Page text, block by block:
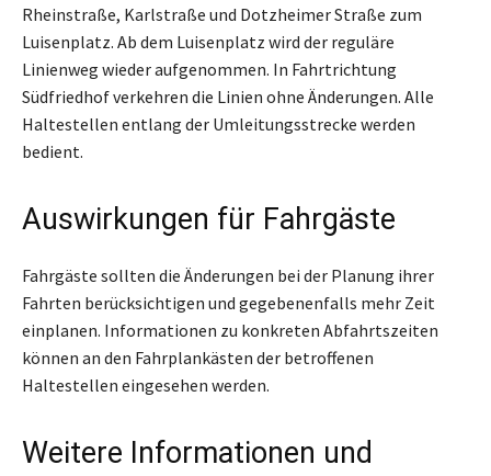
Rheinstraße, Karlstraße und Dotzheimer Straße zum
Luisenplatz. Ab dem Luisenplatz wird der reguläre
Linienweg wieder aufgenommen. In Fahrtrichtung
Südfriedhof verkehren die Linien ohne Änderungen. Alle
Haltestellen entlang der Umleitungsstrecke werden
bedient.
Auswirkungen für Fahrgäste
Fahrgäste sollten die Änderungen bei der Planung ihrer
Fahrten berücksichtigen und gegebenenfalls mehr Zeit
einplanen. Informationen zu konkreten Abfahrtszeiten
können an den Fahrplankästen der betroffenen
Haltestellen eingesehen werden.
Weitere Informationen und